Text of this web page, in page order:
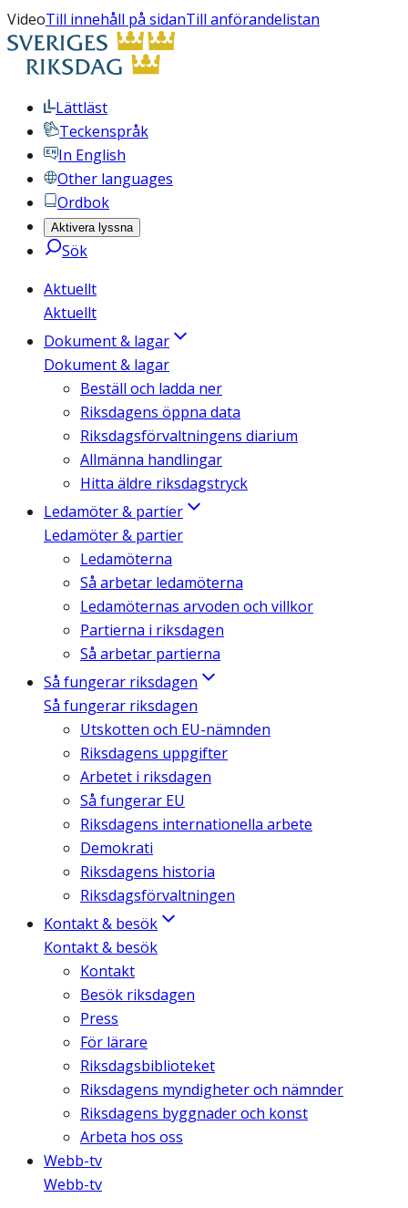
VideoTill innehåll på sidanTill anförandelistan
Lättläst
Teckenspråk
In English
Other languages
Ordbok
Aktivera lyssna
Sök
Aktuellt
Aktuellt
Dokument & lagar
Dokument & lagar
Beställ och ladda ner
Riksdagens öppna data
Riksdagsförvaltningens diarium
Allmänna handlingar
Hitta äldre riksdagstryck
Ledamöter & partier
Ledamöter & partier
Ledamöterna
Så arbetar ledamöterna
Ledamöternas arvoden och villkor
Partierna i riksdagen
Så arbetar partierna
Så fungerar riksdagen
Så fungerar riksdagen
Utskotten och EU-nämnden
Riksdagens uppgifter
Arbetet i riksdagen
Så fungerar EU
Riksdagens internationella arbete
Demokrati
Riksdagens historia
Riksdagsförvaltningen
Kontakt & besök
Kontakt & besök
Kontakt
Besök riksdagen
Press
För lärare
Riksdagsbiblioteket
Riksdagens myndigheter och nämnder
Riksdagens byggnader och konst
Arbeta hos oss
Webb-tv
Webb-tv